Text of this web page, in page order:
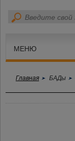
МЕНЮ
Главная БАДы